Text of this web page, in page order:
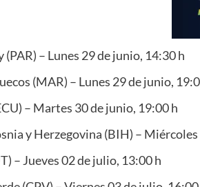
(PAR) – Lunes 29 de junio, 14:30 h
(MAR) – Lunes 29 de junio,
– Martes 30 de junio, 19:00 h
y Herzegovina (BIH) –
– Jueves 02 de julio, 13:00 h